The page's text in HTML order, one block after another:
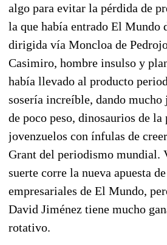
algo para evitar la pérdida de
la que había entrado El Mundo
dirigida vía Moncloa de
Casimiro, hombre insulso y
había llevado al producto
sosería increíble, dando mucho
de poco peso, dinosaurios de
jovenzuelos con ínfulas de
Grant del periodismo mundial.
suerte corre la nueva apuesta
empresariales de El Mundo,
David Jiménez tiene mucho
rotativo.